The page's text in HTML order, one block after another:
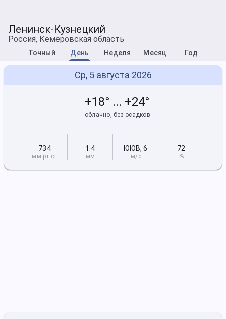
Ленинск-Кузнецкий
Россия, Кемеровская область
Точный День Неделя Месяц Год
Ср, 5 августа 2026
+18° ... +24°
облачно, без осадков
734
мм рт.ст.
1.4
мм
ЮЮВ,6
м/с
72
%